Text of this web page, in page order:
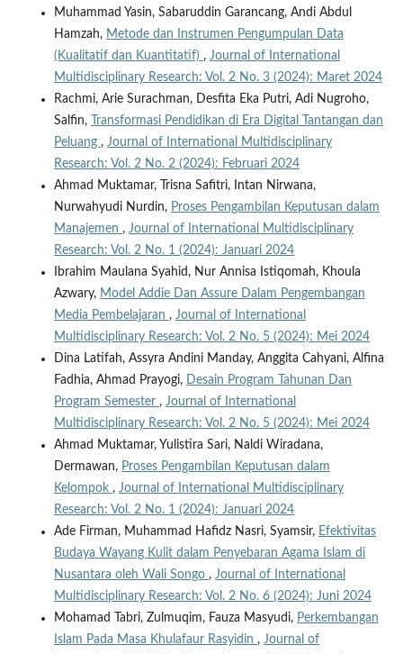
Muhammad Yasin, Sabaruddin Garancang, Andi Abdul
Hamzah, Metode dan Instrumen Pengumpulan Data
(Kualitatif dan Kuantitatif) , Journal of International
Multidisciplinary Research: Vol. 2 No. 3 (2024): Maret 2024
Rachmi, Arie Surachman, Desfita Eka Putri, Adi Nugroho,
Salfin,
Transformasi Pendidikan di Era Digital Tantangan dan
Peluang , Journal of International Multidisciplinary
Research: Vol. 2 No. 2 (2024): Februari 2024
Ahmad Muktamar, Trisna Safitri, Intan Nirwana,
Nurwahyudi Nurdin, Proses Pengambilan Keputusan dalam
Manajemen , Journal of International Multidisciplinary
Research: Vol. 2 No. 1 (2024): Januari 2024
Ibrahim Maulana Syahid, Nur Annisa Istiqomah, Khoula
Azwary, Model Addie Dan Assure Dalam Pengembangan
Media Pembelajaran , Journal of International
Multidisciplinary Research: Vol. 2 No. 5 (2024): Mei 2024
Dina Latifah, Assyra Andini Manday, Anggita Cahyani, Alfina
Fadhia, Ahmad Prayogi, Desain Program Tahunan Dan
Program Semester , Journal of International
Multidisciplinary Research: Vol. 2 No. 5 (2024): Mei 2024
Ahmad Muktamar, Yulistira Sari, Naldi Wiradana,
Dermawan, Proses Pengambilan Keputusan dalam
Kelompok , Journal of International Multidisciplinary
Research: Vol. 2 No. 1 (2024): Januari 2024
Ade Firman, Muhammad Hafidz Nasri, Syamsir, Efektivitas
Budaya Wayang Kulit dalam Penyebaran Agama Islam di
Nusantara oleh Wali Songo , Journal of International
Multidisciplinary Research: Vol. 2 No. 6 (2024): Juni 2024
Mohamad Tabri, Zulmuqim, Fauza Masyudi, Perkembangan
Islam Pada Masa Khulafaur Rasyidin , Journal of